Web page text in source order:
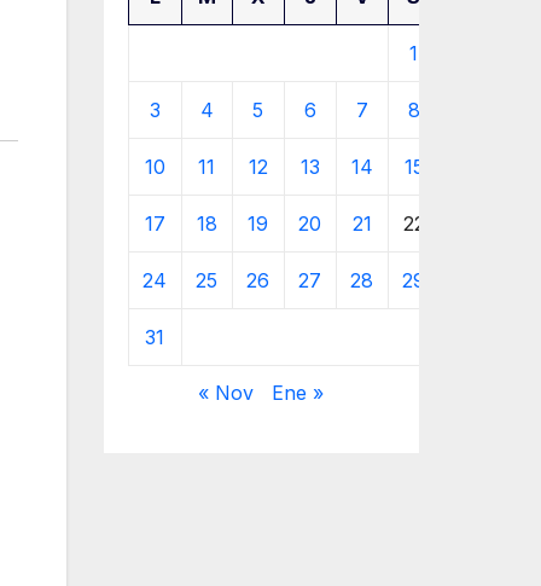
1
3 4 5 6 7 8
10 11 12 13 14 15
17 18 19 20 21 22
24 25 26 27 28 29
31
« Nov Ene »